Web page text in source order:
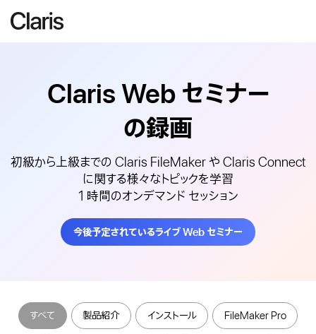
Claris Web セミナー
の録画
初級から上級までの Claris FileMaker や Claris Connect
に関する様々なトピックを学習
1 時間のオンデマンド セッション
今後予定されているライブ Web セミナー
すべて 製品紹介 インストール FileMaker Pro